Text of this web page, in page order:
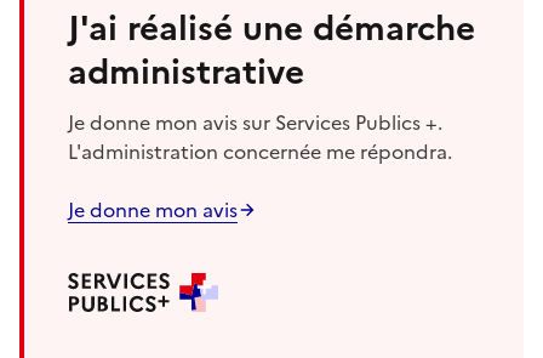
J'ai réalisé une démarche
administrative
Je donne mon avis sur Services Publics +.
L'administration concernée me répondra.
Je donne mon avis